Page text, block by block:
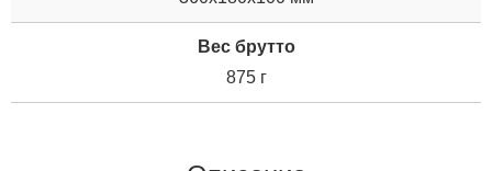
Вес брутто
875 г